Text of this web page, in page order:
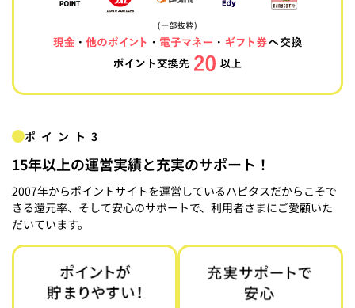
ポイント3
15年以上の運営実績と充実のサポート！
2007年からポイントサイトを運営しているハピタスだからこそで
きる還元率、そして安心のサポートで、利用者さまにご愛顧いた
だいています。